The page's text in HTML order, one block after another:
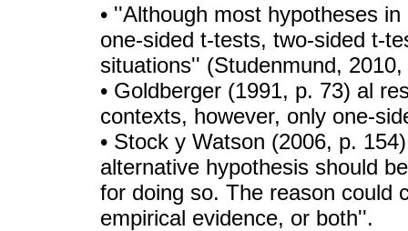
• ''Although most hypotheses
one-sided t-tests, two-sided t-
situations'' (Studenmund,
• Goldberger (1991, p. 73) al
contexts, however, only one-
• Stock y Watson (2006, p.
alternative hypothesis should
for doing so. The reason could
empirical evidence, or both''.